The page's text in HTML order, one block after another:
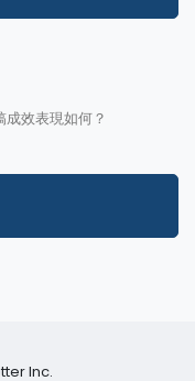
效表現如何？
Inc.